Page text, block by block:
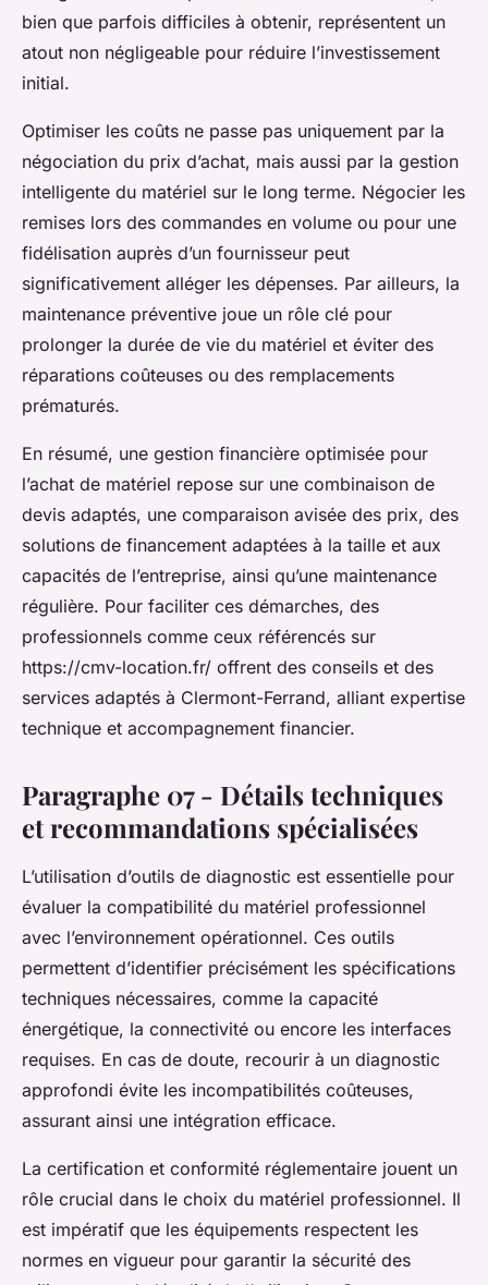
bien que parfois difficiles à obtenir, représentent un
atout non négligeable pour réduire l’investissement
initial.
Optimiser les coûts ne passe pas uniquement par la
négociation du prix d’achat, mais aussi par la gestion
intelligente du matériel sur le long terme. Négocier les
remises lors des commandes en volume ou pour une
fidélisation auprès d’un fournisseur peut
significativement alléger les dépenses. Par ailleurs, la
maintenance préventive joue un rôle clé pour
prolonger la durée de vie du matériel et éviter des
réparations coûteuses ou des remplacements
prématurés.
En résumé, une gestion financière optimisée pour
l’achat de matériel repose sur une combinaison de
devis adaptés, une comparaison avisée des prix, des
solutions de financement adaptées à la taille et aux
capacités de l’entreprise, ainsi qu’une maintenance
régulière. Pour faciliter ces démarches, des
professionnels comme ceux référencés sur
https://cmv-location.fr/ offrent des conseils et des
services adaptés à Clermont-Ferrand, alliant expertise
technique et accompagnement financier.
Paragraphe 07 - Détails techniques
et recommandations spécialisées
L’utilisation d’outils de diagnostic est essentielle pour
évaluer la compatibilité du matériel professionnel
avec l’environnement opérationnel. Ces outils
permettent d’identifier précisément les spécifications
techniques nécessaires, comme la capacité
énergétique, la connectivité ou encore les interfaces
requises. En cas de doute, recourir à un diagnostic
approfondi évite les incompatibilités coûteuses,
assurant ainsi une intégration efficace.
La certification et conformité réglementaire jouent un
rôle crucial dans le choix du matériel professionnel. Il
est impératif que les équipements respectent les
normes en vigueur pour garantir la sécurité des